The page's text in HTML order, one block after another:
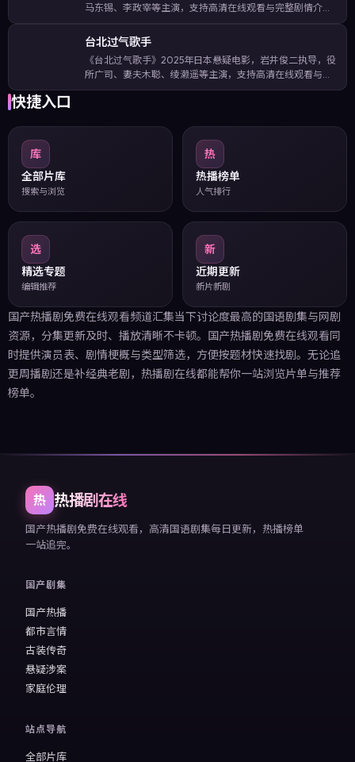
马东锡、李政宰等主演，支持高清在线观看与完整剧情介
之间做出艰难抉择。影片收录关键词：当黎明消在线观看、
韩国喜剧、朴赞郁作品、黄政民主…
台北过气歌手
《台北过气歌手》2025年日本悬疑电影，岩井俊二执导，役
所广司、妻夫木聪、绫濑遥等主演，支持高清在线观看与完
整剧情介绍。在高压调查与家庭羁绊之间拉扯，节奏张弛有
快捷入口
库
全部片库
搜索与浏览
热
热播榜单
人气排行
选
精选专题
编辑推荐
新
近期更新
新片新剧
国产热播剧免费在线观看频道汇集当下讨论度最高的国语剧集与网剧
资源，分集更新及时、播放清晰不卡顿。国产热播剧免费在线观看同
时提供演员表、剧情梗概与类型筛选，方便按题材快速找剧。无论追
更周播剧还是补经典老剧，热播剧在线都能帮你一站浏览片单与推荐
榜单。
热 热播剧在线
国产热播剧免费在线观看，高清国语剧集每日更新，热播榜单
一站追完。
国产剧集
国产热播
都市言情
古装传奇
悬疑涉案
家庭伦理
站点导航
全部片库